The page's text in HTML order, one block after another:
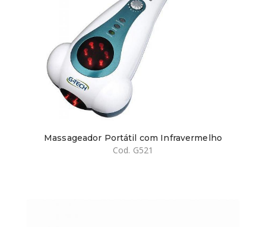
Massageador Portátil com Infravermelho
Cod. G521